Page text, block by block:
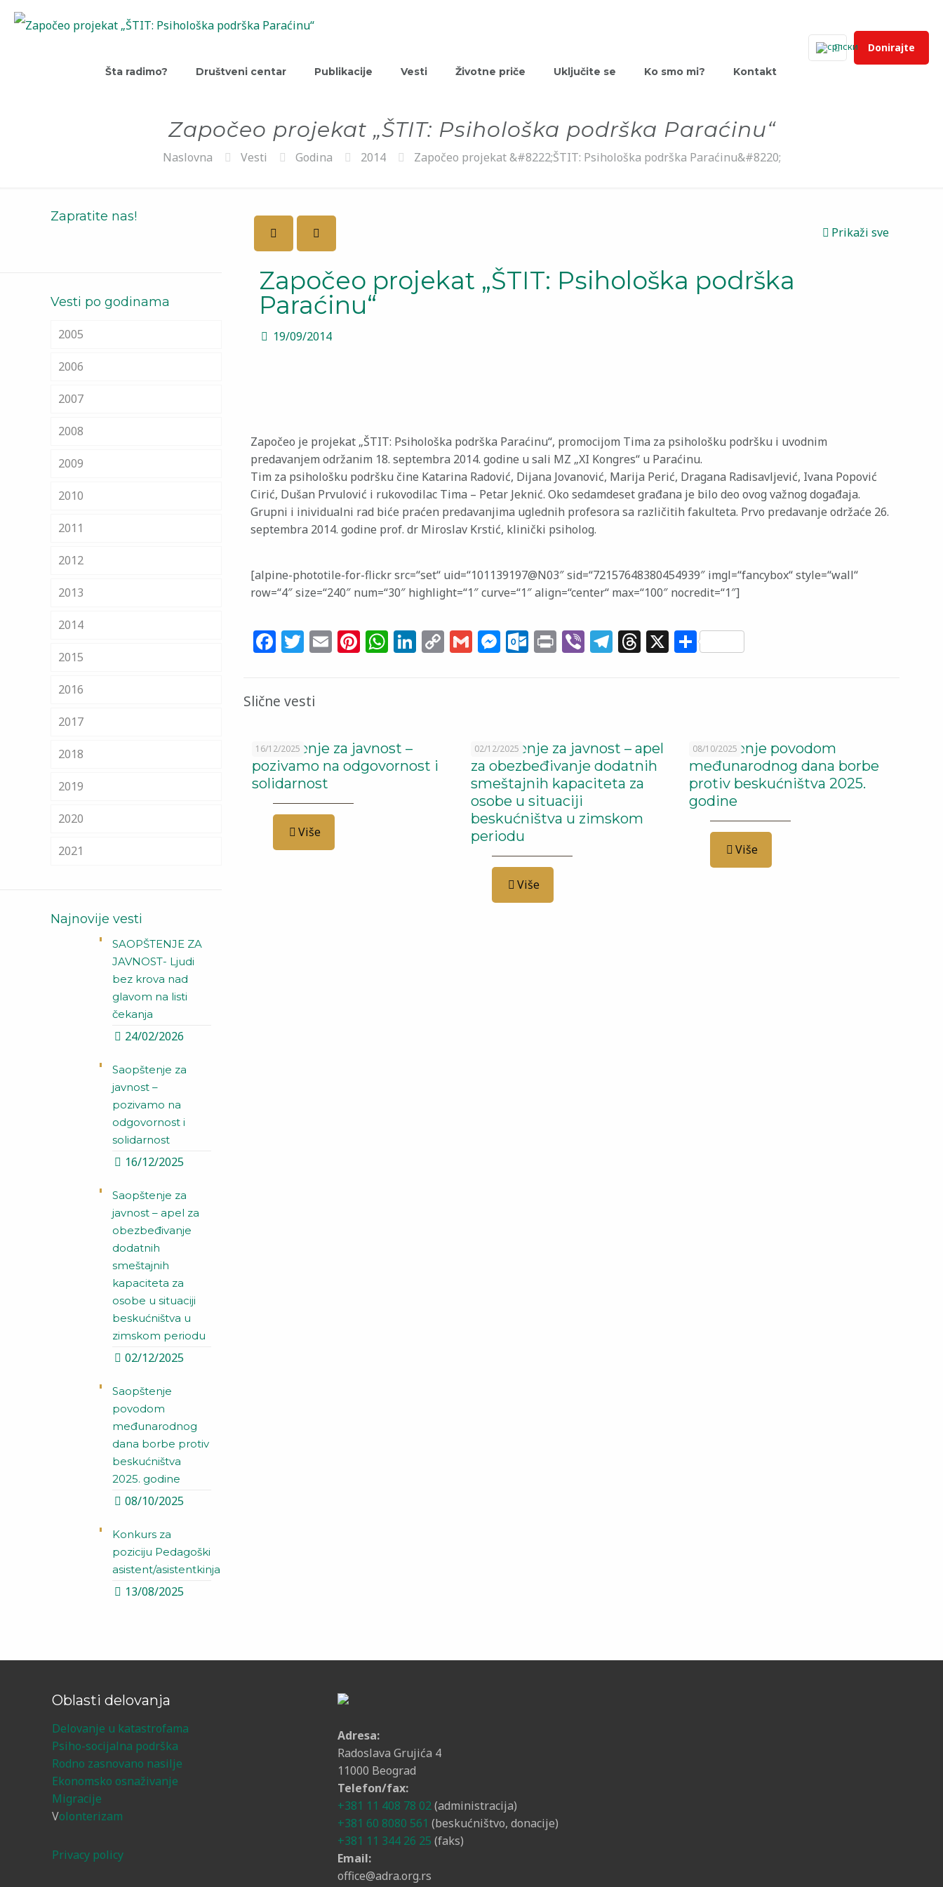
Šta radimo? Društveni centar Publikacije Vesti Životne priče Uključite se Ko smo mi? Kontakt
Donirajte
Započeo projekat „ŠTIT: Psihološka podrška Paraćinu“
Naslovna Vesti Godina 2014 Započeo projekat &#8222;ŠTIT: Psihološka podrška Paraćinu&#8220;
Prikaži sve
Započeo projekat „ŠTIT: Psihološka podrška
Paraćinu“
19/09/2014
Započeo je projekat „ŠTIT: Psihološka podrška Paraćinu“, promocijom Tima za psihološku podršku i uvodnim
predavanjem održanim 18. septembra 2014. godine u sali MZ „XI Kongres“ u Paraćinu.
Tim za psihološku podršku čine Katarina Radović, Dijana Jovanović, Marija Perić, Dragana Radisavljević, Ivana Popović
Cirić, Dušan Prvulović i rukovodilac Tima – Petar Jeknić. Oko sedamdeset građana je bilo deo ovog važnog događaja.
Grupni i inividualni rad biće praćen predavanjima uglednih profesora sa različitih fakulteta. Prvo predavanje održaće 26.
septembra 2014. godine prof. dr Miroslav Krstić, klinički psiholog.
[alpine-phototile-for-flickr src=“set“ uid=“101139197@N03″ sid=“72157648380454939″ imgl=“fancybox“ style=“wall“
row=“4″ size=“240″ num=“30″ highlight=“1″ curve=“1″ align=“center“ max=“100″ nocredit=“1″]
Facebook
Twitter
EmailPinterest
WhatsApp
LinkedIn
CopyGmail
Messenger
Outlook.com
PrintViberTelegram
Threads
X Share
Slične vesti
16/12/2025
Saopštenje za javnost –
pozivamo na odgovornost i
solidarnost
Više
02/12/2025
Saopštenje za javnost – apel
za obezbeđivanje dodatnih
smeštajnih kapaciteta za
osobe u situaciji
beskućništva u zimskom
periodu
Više
08/10/2025
Saopštenje povodom
međunarodnog dana borbe
protiv beskućništva 2025.
godine
Više
Zapratite nas!
Vesti po godinama
2005
2006
2007
2008
2009
2010
2011
2012
2013
2014
2015
2016
2017
2018
2019
2020
2021
Najnovije vesti
SAOPŠTENJE ZA
JAVNOST- Ljudi
bez krova nad
glavom na listi
čekanja
24/02/2026
Saopštenje za
javnost –
pozivamo na
odgovornost i
solidarnost
16/12/2025
Saopštenje za
javnost – apel za
obezbeđivanje
dodatnih
smeštajnih
kapaciteta za
osobe u situaciji
beskućništva u
zimskom periodu
02/12/2025
Saopštenje
povodom
međunarodnog
dana borbe protiv
beskućništva
2025. godine
08/10/2025
Konkurs za
poziciju Pedagoški
asistent/asistentkinja
13/08/2025
Oblasti delovanja
Delovanje u katastrofama
Psiho-socijalna podrška
Rodno zasnovano nasilje
Ekonomsko osnaživanje
Migracije
Volonterizam
Privacy policy
Adresa:
Radoslava Grujića 4
11000 Beograd
Telefon/fax:
+381 11 408 78 02(administracija)
+381 60 8080 561 (beskućništvo, donacije)
+381 11 344 26 25 (faks)
Email:
office@adra.org.rs